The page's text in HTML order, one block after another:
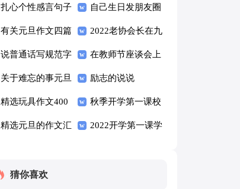
篇） （通用7篇）
旗下讲话稿范文
（通用8篇）
15篇
扎心个性感言句子
汇总（通用100
句）
自己生日发朋友圈
简短文案（精选
105句）
有关元旦作文四篇 2022老协会长在九
九重阳节讲话稿
（通用10篇）
说普通话写规范字
国旗下讲话稿范文
（精选6篇）
在教师节座谈会上
的经典讲话稿范文
（精选10篇）
关于难忘的事元旦
作文三篇
励志的说说
精选玩具作文400
字7篇
秋季开学第一课校
长精彩讲话稿范文
精选元旦的作文汇 2022开学第一课学
猜你喜欢